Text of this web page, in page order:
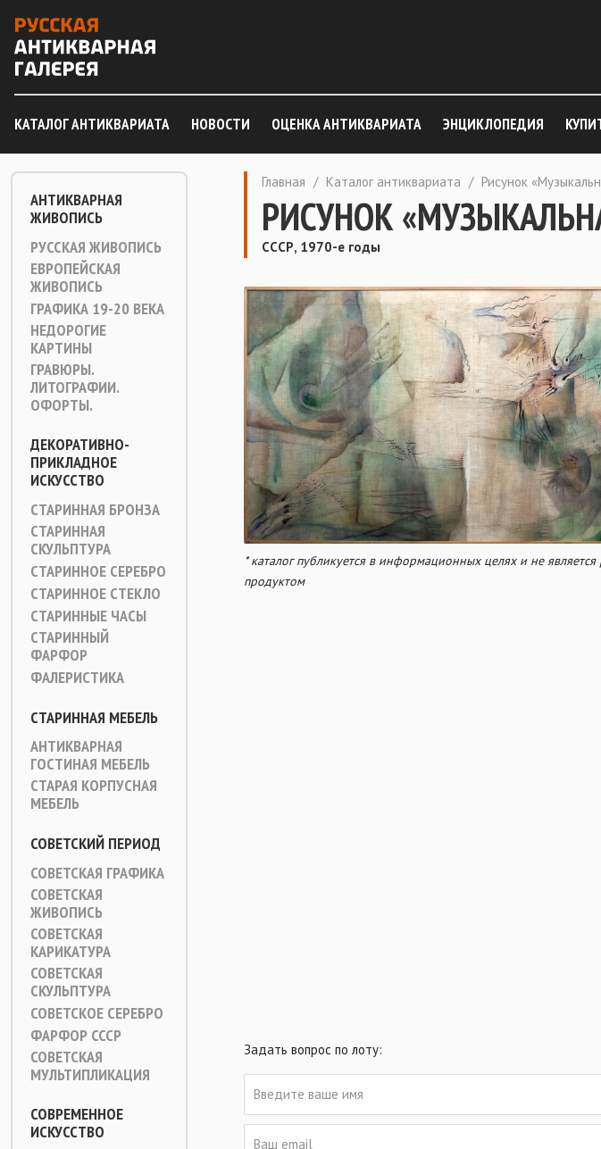
КАТАЛОГ АНТИКВАРИАТА НОВОСТИ ОЦЕНКА АНТИКВАРИАТА ЭНЦИКЛОПЕДИЯ
АНТИКВАРНАЯ
ЖИВОПИСЬ
РУССКАЯ ЖИВОПИСЬ
ЕВРОПЕЙСКАЯ
ЖИВОПИСЬ
ГРАФИКА 19-20 ВЕКА
НЕДОРОГИЕ
КАРТИНЫ
ГРАВЮРЫ.
ЛИТОГРАФИИ.
ОФОРТЫ.
ДЕКОРАТИВНО-
ПРИКЛАДНОЕ
ИСКУССТВО
СТАРИННАЯ БРОНЗА
СТАРИННАЯ
СКУЛЬПТУРА
СТАРИННОЕ СЕРЕБРО
СТАРИННОЕ СТЕКЛО
СТАРИННЫЕ ЧАСЫ
СТАРИННЫЙ
ФАРФОР
ФАЛЕРИСТИКА
СТАРИННАЯ МЕБЕЛЬ
АНТИКВАРНАЯ
ГОСТИНАЯ МЕБЕЛЬ
СТАРАЯ КОРПУСНАЯ
МЕБЕЛЬ
СОВЕТСКИЙ ПЕРИОД
СОВЕТСКАЯ ГРАФИКА
СОВЕТСКАЯ
ЖИВОПИСЬ
СОВЕТСКАЯ
КАРИКАТУРА
СОВЕТСКАЯ
СКУЛЬПТУРА
СОВЕТСКОЕ СЕРЕБРО
ФАРФОР СССР
СОВЕТСКАЯ
МУЛЬТИПЛИКАЦИЯ
СОВРЕМЕННОЕ
ИСКУССТВО
Главная / Каталог антиквариата / Рисунок
РИСУНОК
СССР, 1970-е годы
* каталог публикуется в информационных целях и не
продуктом
Задать вопрос по лоту: